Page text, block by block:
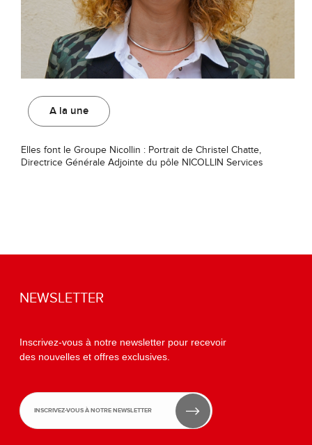
A la une
Elles font le Groupe Nicollin : Portrait de Christel Chatte,
Directrice Générale Adjointe du pôle NICOLLIN Services
NEWSLETTER
Inscrivez-vous à notre newsletter pour recevoir
des nouvelles et offres exclusives.